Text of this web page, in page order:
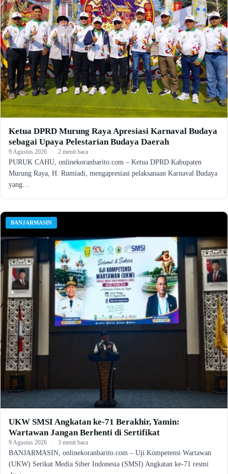
Ketua DPRD Murung Raya Apresiasi Karnaval Budaya
sebagai Upaya Pelestarian Budaya Daerah
9 Agustus 2026 · 2 menit baca
PURUK CAHU, onlinekoranbarito.com – Ketua DPRD Kabupaten
Murung Raya, H. Rumiadi, mengapresiasi pelaksanaan Karnaval Budaya
yang…
BANJARMASIN
UKW SMSI Angkatan ke-71 Berakhir, Yamin:
Wartawan Jangan Berhenti di Sertifikat
9 Agustus 2026 · 3 menit baca
BANJARMASIN, onlinekoranbarito.com – Uji Kompetensi Wartawan
(UKW) Serikat Media Siber Indonesia (SMSI) Angkatan ke-71 resmi